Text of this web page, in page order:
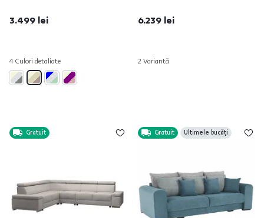
3.499 lei
4 Culori detaliate
6.239 lei
2 Variantă
Gratuit Gratuit Ultimele bucăți